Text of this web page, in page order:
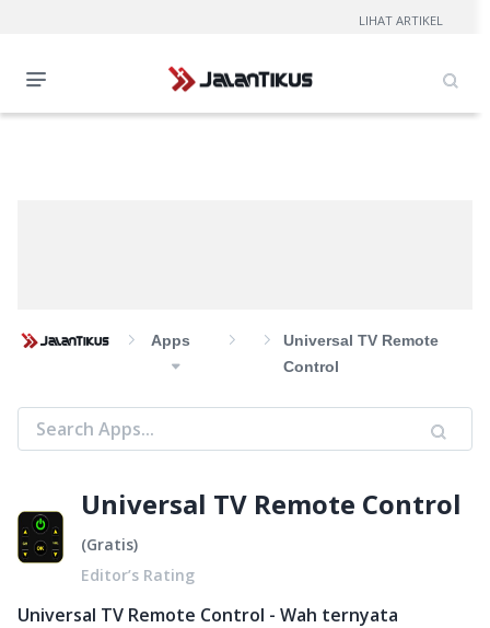
Apps
Universal TV Remote
Control
Universal TV Remote Control
(Gratis)
Editor’s Rating
Universal TV Remote Control - Wah ternyata
LIHAT ARTIKEL